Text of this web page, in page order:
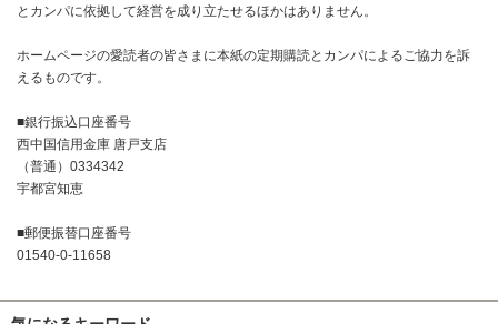
とカンパに依拠して経営を成り立たせるほかはありません。
ホームページの愛読者の皆さまに本紙の定期購読とカンパによるご協力を訴
えるものです。
■銀行振込口座番号
西中国信用金庫 唐戸支店
（普通）0334342
宇都宮知恵
■郵便振替口座番号
01540-0-11658